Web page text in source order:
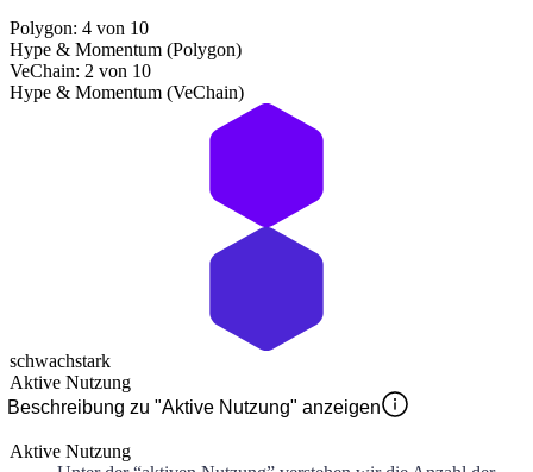
Polygon: 4 von 10
Hype & Momentum (Polygon)
VeChain: 2 von 10
Hype & Momentum (VeChain)
schwachstark
Aktive Nutzung
Beschreibung zu "Aktive Nutzung" anzeigen
Aktive Nutzung